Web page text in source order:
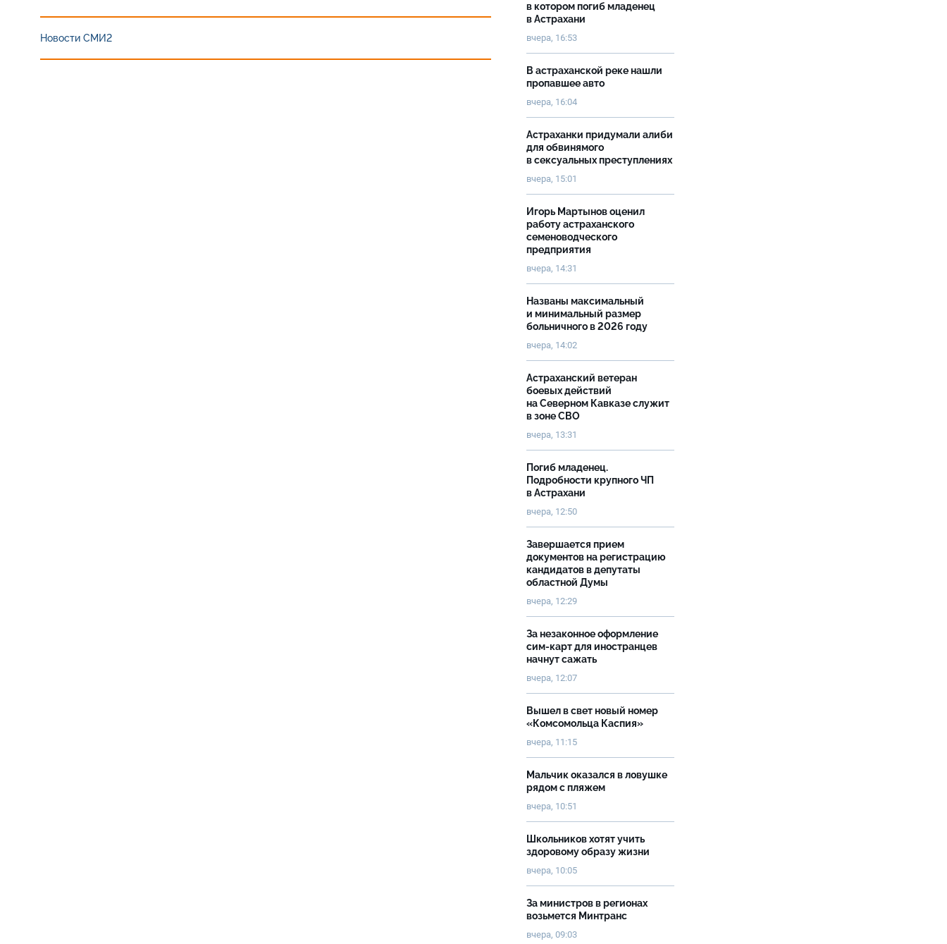
Новости СМИ2
в котором погиб младенец
в Астрахани
вчера, 16:53
В астраханской реке нашли
пропавшее авто
вчера, 16:04
Астраханки придумали алиби
для обвинямого
в сексуальных преступлениях
вчера, 15:01
Игорь Мартынов оценил
работу астраханского
семеноводческого
предприятия
вчера, 14:31
Названы максимальный
и минимальный размер
больничного в 2026 году
вчера, 14:02
Астраханский ветеран
боевых действий
на Северном Кавказе служит
в зоне СВО
вчера, 13:31
Погиб младенец.
Подробности крупного ЧП
в Астрахани
вчера, 12:50
Завершается прием
документов на регистрацию
кандидатов в депутаты
областной Думы
вчера, 12:29
За незаконное оформление
сим-карт для иностранцев
начнут сажать
вчера, 12:07
Вышел в свет новый номер
«Комсомольца Каспия»
вчера, 11:15
Мальчик оказался в ловушке
рядом с пляжем
вчера, 10:51
Школьников хотят учить
здоровому образу жизни
вчера, 10:05
За министров в регионах
возьмется Минтранс
вчера, 09:03